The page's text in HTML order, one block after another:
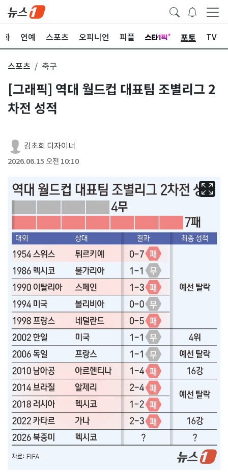
화 연예 스포츠 오피니언 피플 포토 TV
스포츠 축구
[그래픽] 역대 월드컵 대표팀 조별리그 2
차전 성적
김초희 디자이너
2026.06.15 오전 10:10